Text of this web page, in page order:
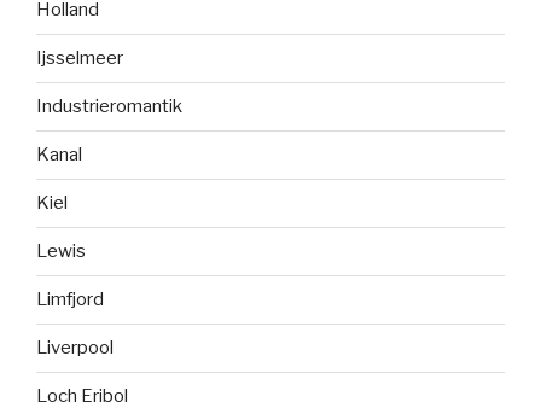
Holland
Ijsselmeer
Industrieromantik
Kanal
Kiel
Lewis
Limfjord
Liverpool
Loch Eribol